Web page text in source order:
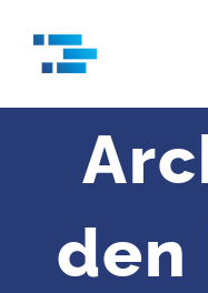
den